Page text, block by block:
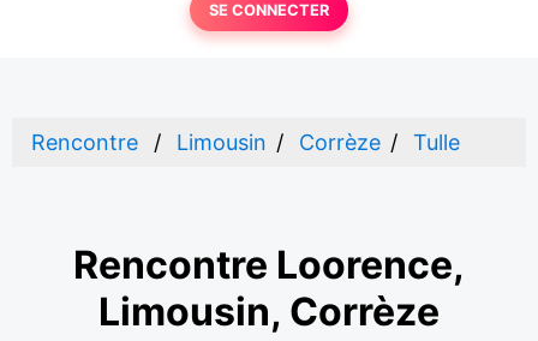
SE CONNECTER
Rencontre Limousin Corrèze Tulle
Rencontre Loorence,
Limousin, Corrèze